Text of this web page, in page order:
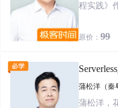
程实践》
业务架构
本》《我
等书。
原价： 99
蒲松洋（秦
蒲松洋，